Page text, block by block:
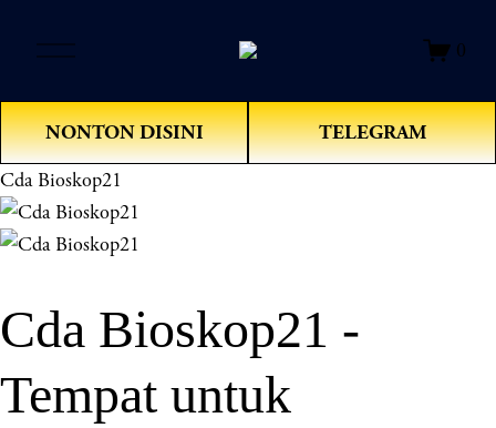
e
n
M
e
u
0
NONTON DISINI TELEGRAM
Cda Bioskop21
Cda Bioskop21 -
Tempat untuk